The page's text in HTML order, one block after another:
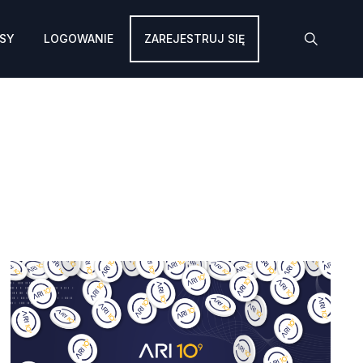
LOGOWANIE ZAREJESTRUJ SIĘ